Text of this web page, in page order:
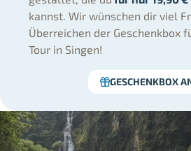
kannst. Wir wünschen dir viel
Überreichen der Geschenkbox
Tour in Singen!
GESCHENKBOX